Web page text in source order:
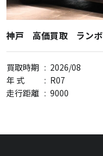
神戸 高価買取 ランボ
買取時期 : 2026/08
年 式
: R07
走行距離 : 9000